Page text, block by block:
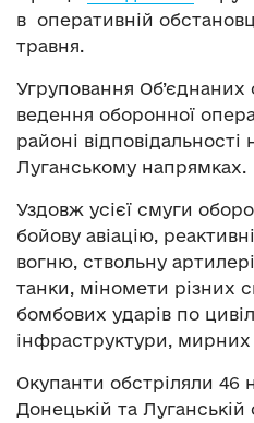
в оперативній
травня.
Угруповання
ведення оборонної
районі
Луганському напрямках.
Уздовж усієї смуги
бойову авіацію,
вогню, ствольну
танки, міномети різних
бомбових ударів по
інфраструктури,
Окупанти обстріляли 46
Донецькій та Луганській